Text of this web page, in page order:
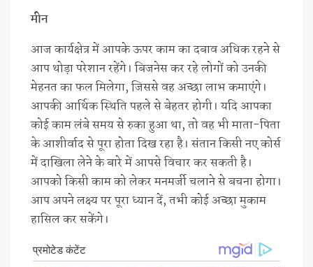
मीन
आज कार्यक्षेत्र में आपके ऊपर काम का दबाव अधिक रहने से
आप थोड़ा परेशान रहेंगे। बिजनेस कर रहे लोगों को उनकी
मेहनत का फल मिलेगा, जिससे वह अच्छा लाभ कमाएंगे।
आपकी आर्थिक स्थिति पहले से बेहतर होगी। यदि आपका
कोई काम लंबे समय से रुका हुआ था, तो वह भी माता-पिता
के आशीर्वाद से पूरा होता दिख रहा है। संतान किसी नए कोर्स
में दाखिला लेने के बारे में आपसे विचार कर सकती है।
आपको किसी काम को लेकर मनमर्जी चलाने से बचना होगा।
आप अपने लक्ष्य पर पूरा ध्यान दें, तभी कोई अच्छा मुकाम
हासिल कर सकेंगे।